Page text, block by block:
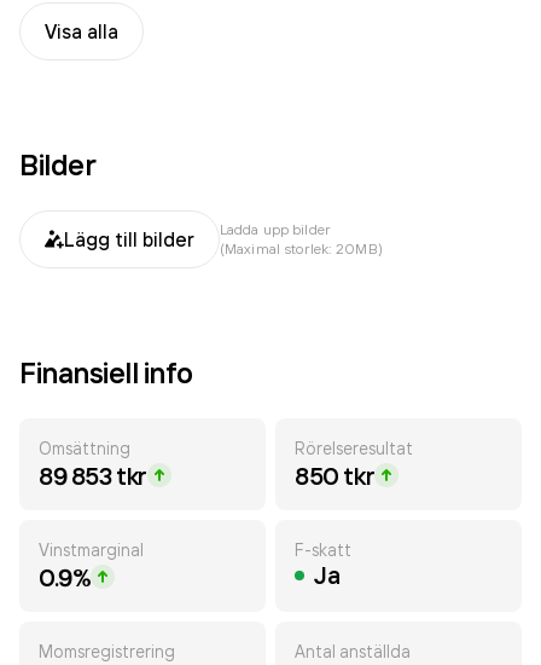
Visa alla
Bilder
Lägg till bilder
Ladda upp bilder
(Maximal storlek: 20MB)
Finansiell info
Omsättning
89 853 tkr
Rörelseresultat
850 tkr
Vinstmarginal
0.9%
F-skatt
Ja
Momsregistrering Antal anställda